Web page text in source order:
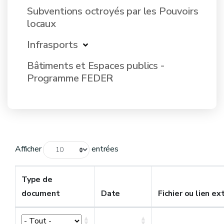
Subventions octroyés par les Pouvoirs
locaux
Infrasports
Bâtiments et Espaces publics -
Programme FEDER
Afficher entrées
Type de
document
Date Fichier ou lien